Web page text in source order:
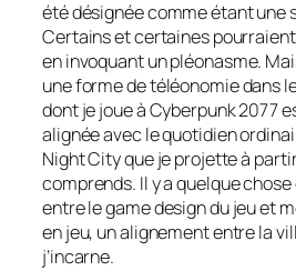
été désignée comme étant une
Certains et certaines
en invoquant un pléonasme.
une forme de téléonomie dans
dont je joue à Cyberpunk 2077
alignée avec le quotidien
Night City que je projette à
comprends. Il y a quelque
entre le game design du jeu et
en jeu, un alignement entre la
j’incarne.